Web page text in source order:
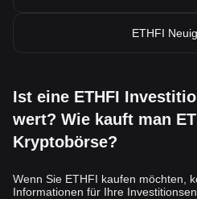
ETHFI
Ist eine ETHFI
wert? Wie kauft man
Kryptobörse?
Wenn Sie ETHFI kaufen möchten,
Informationen für Ihre